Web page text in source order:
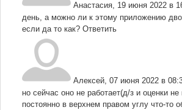
Анастасия, 19 июня 2022 в
день, а можно ли к этому приложению
если да то как? Ответить
Алексей, 07 июня 2022 в
но сейчас оно не работает(д/з и оценки не
постоянно в верхнем правом углу что-то